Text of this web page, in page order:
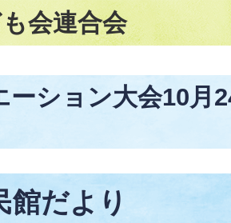
会連合会
ーション大会10月
館だより